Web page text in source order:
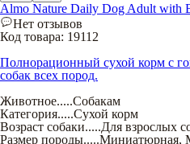
Almo Nature Daily Dog Adult with
Нет отзывов
Код товара: 19112
Полнорационный сухой корм с
собак всех пород.
Животное.....Собакам
Категория.....Сухой корм
Возраст собаки.....Для взрослых
Размер породы.....Миниатюрная,